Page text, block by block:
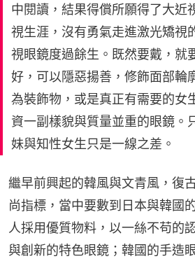
中閱讀，結果得償所願得了大近
視生涯，沒有勇氣走進激光矯視
視眼鏡度過餘生。既然要戴，就
好，可以隱惡揚善，修飾面部輪
為裝飾物，或是真正有需要的女
資一副樣貌與質量並重的眼鏡。
妹與知性女生只是一線之差。
繼早前興起的韓風與文青風，復
尚指標，當中要數到日本與韓國
人採用優質物料，以一絲不苟的
與創新的特色眼鏡；韓國的手造